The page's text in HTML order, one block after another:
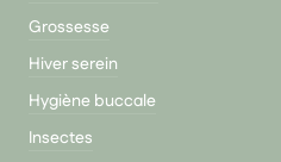
Grossesse
Hiver serein
Hygiène buccale
Insectes